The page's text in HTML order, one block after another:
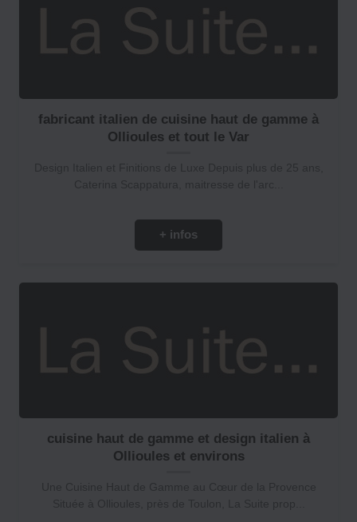
fabricant italien de cuisine haut de gamme à
Ollioules et tout le Var
+ infos
cuisine haut de gamme et design italien à
Ollioules et environs